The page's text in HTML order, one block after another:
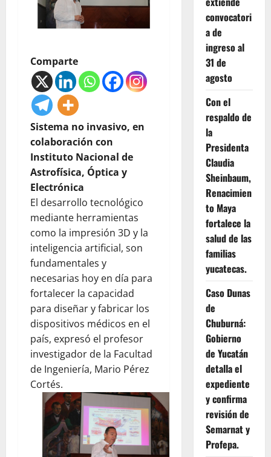
Comparte
Sistema no invasivo, en
colaboración con
Instituto Nacional de
Astrofísica, Óptica y
Electrónica
El desarrollo tecnológico
mediante herramientas
como la impresión 3D y la
inteligencia artificial, son
fundamentales y
necesarias hoy en día para
fortalecer la capacidad
para diseñar y fabricar los
dispositivos médicos en el
país, expresó el profesor
investigador de la Facultad
de Ingeniería, Mario Pérez
Cortés.
convocatori
a de
ingreso al
31 de
agosto
Con el
respaldo de
la
Presidenta
Claudia
Sheinbaum,
Renacimien
to Maya
fortalece la
salud de las
familias
yucatecas.
Caso Dunas
de
Chuburná:
Gobierno
de Yucatán
detalla el
expediente
y confirma
revisión de
Semarnat y
Profepa.